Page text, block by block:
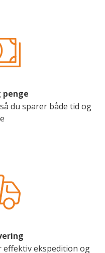
penge
du sparer både tid og
ekspedition og